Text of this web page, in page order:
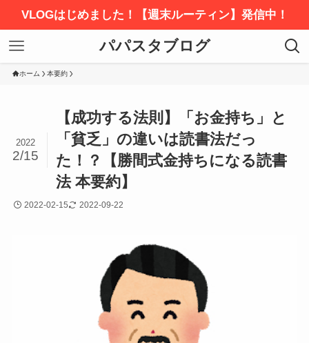
VLOGはじめました！【週末ルーティン】発信中！
パパスタブログ
ホーム 本要約
【成功する法則】「お金持ち」と
「貧乏」の違いは読書法だっ
た！？【勝間式金持ちになる読書
法 本要約】
2022
2/15
2022-02-15 2022-09-22